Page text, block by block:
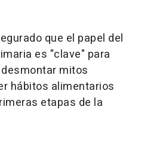
que el papel del
es "clave" para
mitos
hábitos alimentarios
etapas de la